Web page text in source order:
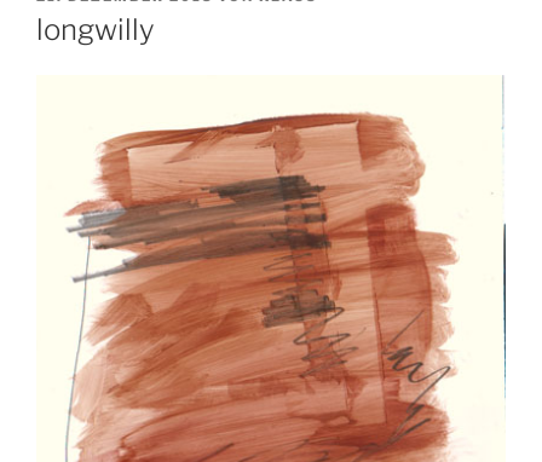
AM
longwilly